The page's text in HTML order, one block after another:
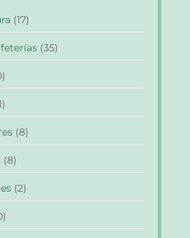
(17)
(35)
(8)
(8)
(2)